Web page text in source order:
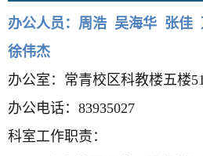
办公人员：周浩 吴海华 张佳
徐伟杰
办公室：常青校区科教楼五楼
办公电话：83935027
科室工作职责：